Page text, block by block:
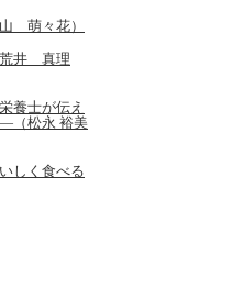
萌々花）
荒井 真理
養士が伝え
（松永 裕美
しく食べる